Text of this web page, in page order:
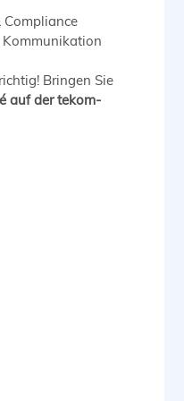
Compliance
Kommunikation
Bringen Sie
auf der tekom-